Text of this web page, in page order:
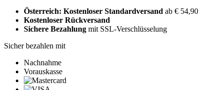
Österreich: Kostenloser Standardversand ab € 54,90
Kostenloser Rückversand
Sichere Bezahlung mit SSL-Verschlüsselung
Sicher bezahlen mit
Nachnahme
Vorauskasse